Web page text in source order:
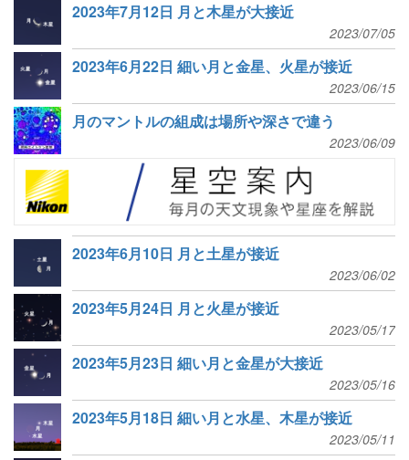
2023年7月12日 月と木星が大接近
2023/07/05
2023年6月22日 細い月と金星、火星が接近
2023/06/15
月のマントルの組成は場所や深さで違う
2023/06/09
2023年6月10日 月と土星が接近
2023/06/02
2023年5月24日 月と火星が接近
2023/05/17
2023年5月23日 細い月と金星が大接近
2023/05/16
2023年5月18日 細い月と水星、木星が接近
2023/05/11